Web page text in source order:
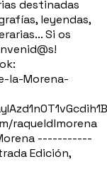
destinadas
leyendas,
Si os
la-Morena-
raqueldlmorena
-----------
Edición,